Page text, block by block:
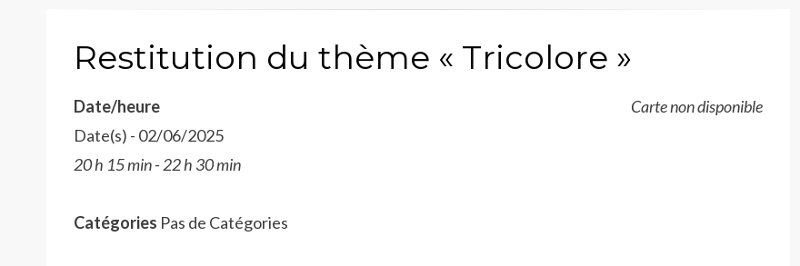
Restitution du thème « Tricolore »
Carte non disponible
Date/heure
Date(s) - 02/06/2025
20 h 15 min - 22 h 30 min
Catégories Pas de Catégories